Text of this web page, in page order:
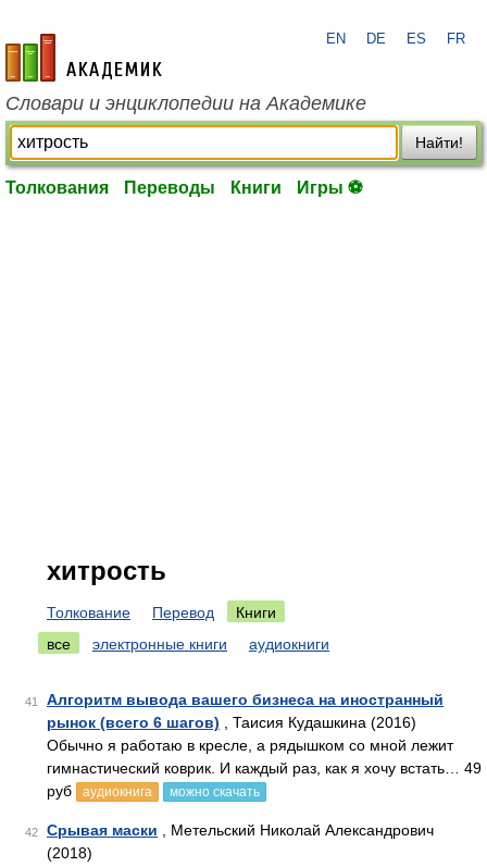
academic.ru
EN DE ES FR
Словари и энциклопедии на Академике
Найти!
Толкования Переводы Книги Игры ⚽
хитрость
Толкование Перевод
Книги
все
электронные книги аудиокниги
41
Алгоритм вывода вашего бизнеса на иностранный
рынок (всего 6 шагов) , Таисия Кудашкина (2016)
Обычно я работаю в кресле, а рядышком со мной лежит
гимнастический коврик. И каждый раз, как я хочу встать… 49
руб
аудиокнига можно скачать
42 Срывая маски , Метельский Николай Александрович
(2018)